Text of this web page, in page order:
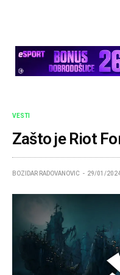
VESTI
Zašto je Riot
BOZIDAR RADOVANOVIC 29/01/